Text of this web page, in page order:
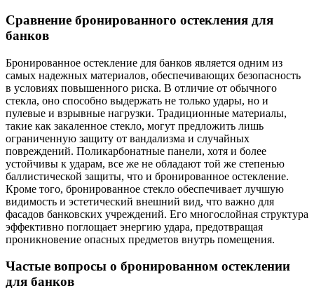
Сравнение бронированного остекления для
банков
Бронированное остекление для банков является одним из
самых надежных материалов, обеспечивающих безопасность
в условиях повышенного риска. В отличие от обычного
стекла, оно способно выдержать не только удары, но и
пулевые и взрывные нагрузки. Традиционные материалы,
такие как закаленное стекло, могут предложить лишь
ограниченную защиту от вандализма и случайных
повреждений. Поликарбонатные панели, хотя и более
устойчивы к ударам, все же не обладают той же степенью
баллистической защиты, что и бронированное остекление.
Кроме того, бронированное стекло обеспечивает лучшую
видимость и эстетический внешний вид, что важно для
фасадов банковских учреждений. Его многослойная структура
эффективно поглощает энергию удара, предотвращая
проникновение опасных предметов внутрь помещения.
Частые вопросы о бронированном остеклении
для банков